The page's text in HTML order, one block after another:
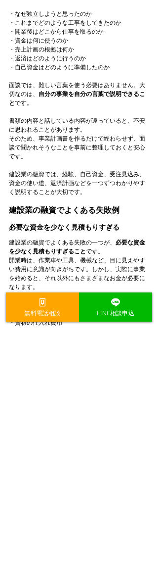
・なぜ独立しようと思ったのか
・これまでどのような工事をしてきたのか
・開業後はどこから仕事を取るのか
・資金は何に使うのか
・売上計画の根拠は何か
・返済はどのように行うのか
・自己資金はどのように準備したのか
面談では、難しい言葉を使う必要はありません。大
切なのは、 自分の事業を自分の言葉で説明できるこ
とです。
書類の内容と話している内容が違っていると、不安
に思われることがあります。
そのため、事業計画書を作るだけで終わらせず、面
談で聞かれそうなことを事前に整理しておくと安心
です。
建設業の融資では、経験、自己資金、受注見込み、
資金の使い道、返済計画などを一つずつわかりやす
く説明することが大切です。
建設業の融資でよくある失敗例
必要な資金を少なく見積もりすぎる
建設業の融資でよくある失敗の一つが、 必要な資金
を少なく見積もりすぎることです。
開業時は、作業車や工具、機械など、目に見えやす
い費用に意識が向きがちです。しかし、実際に事業
を始めると、それ以外にもさまざまなお金が必要に
なります。
たとえば、次のような費用です。
・資材の仕入れ費用
無料電話相談 LINE相談申込